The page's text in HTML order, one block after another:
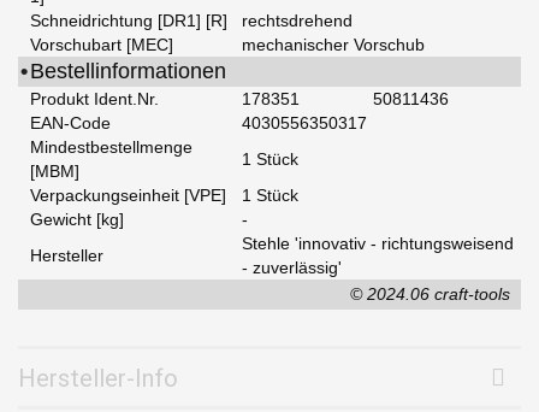
Schneidrichtung [DR1] [R]
rechtsdrehend
Vorschubart [MEC]
mechanischer Vorschub
•Bestellinformationen
Produkt Ident.Nr. 178351
50811436
EAN-Code
4030556350317
Mindestbestellmenge
[MBM]
1 Stück
Verpackungseinheit [VPE]
1 Stück
Gewicht [kg]
-
Hersteller
Stehle 'innovativ - richtungsweisend
- zuverlässig'
© 2024.06 craft-tools
Hersteller-Info